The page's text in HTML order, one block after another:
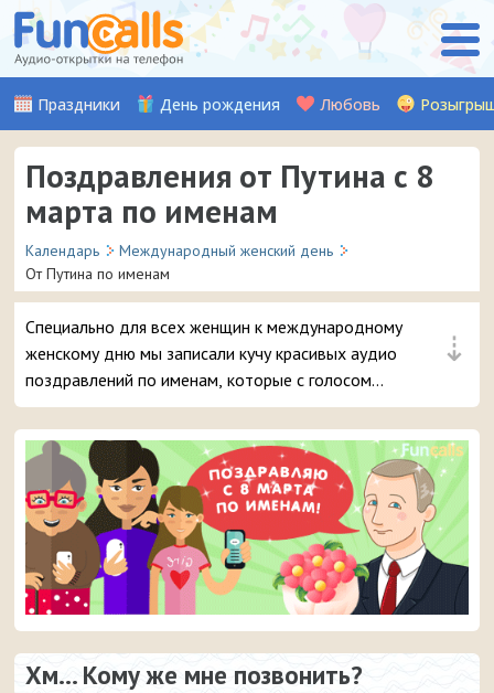
Праздники День рождения Любовь
Поздравления от Путина с 8
марта по именам
Календарь
Международный женский день
От Путина по именам
⇣
Специально для всех женщин к международному
женскому дню мы записали кучу красивых аудио
поздравлений по именам, которые с голосом
Владимира Путина 8 марта можно отправить на
телефон в виде входящего звонка.
Хм... Кому же мне позвонить?